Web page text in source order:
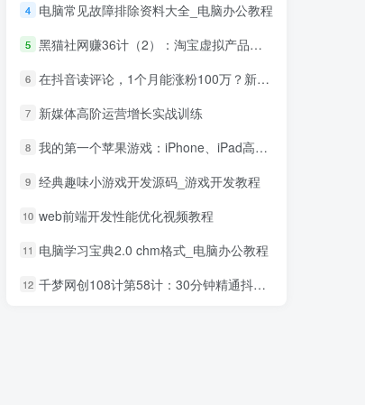
4 电脑常见故障排除资料大全_电脑办公教程
5 黑猫社网赚36计（2）：淘宝虚拟产品赚钱项目
6 在抖音读评论，1个月能涨粉100万？新的财富密码
7 新媒体高阶运营增长实战训练
8 我的第一个苹果游戏：iPhone、iPad高端3D游戏从创意到App Store全程实录_游戏开发教程
9 经典趣味小游戏开发源码_游戏开发教程
10 web前端开发性能优化视频教程
11 电脑学习宝典2.0 chm格式_电脑办公教程
12 千梦网创108计第58计：30分钟精通抖音60帧超清3D技术